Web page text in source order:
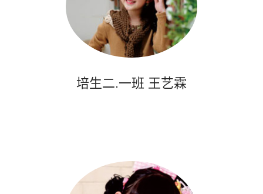
培生二.一班 王艺霖